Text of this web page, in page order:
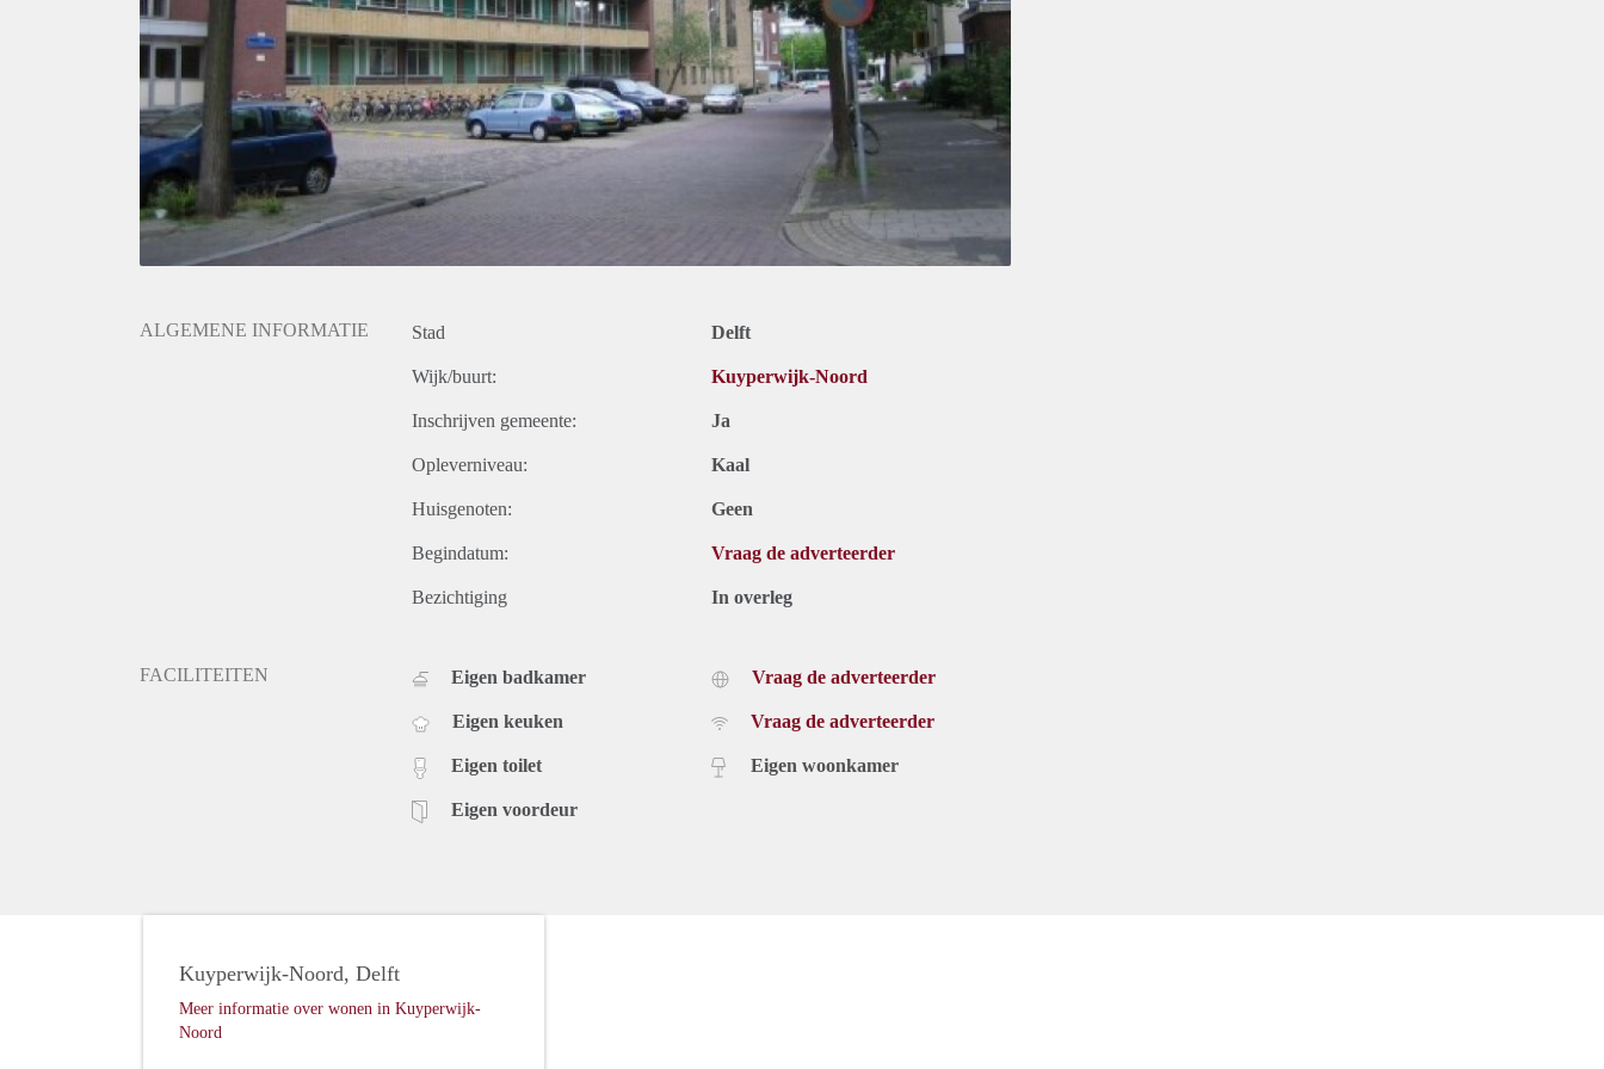
ALGEMENE INFORMATIE Stad Delft
Wijk/buurt: Kuyperwijk-Noord
Inschrijven gemeente: Ja
Opleverniveau: Kaal
Huisgenoten: Geen
Begindatum: Vraag de adverteerder
Bezichtiging In overleg
FACILITEITEN Eigen badkamer
Eigen keuken
Eigen toilet
Eigen voordeur
Vraag de adverteerder
Vraag de adverteerder
Eigen woonkamer
Kuyperwijk-Noord, Delft
Meer informatie over wonen in Kuyperwijk-
Noord